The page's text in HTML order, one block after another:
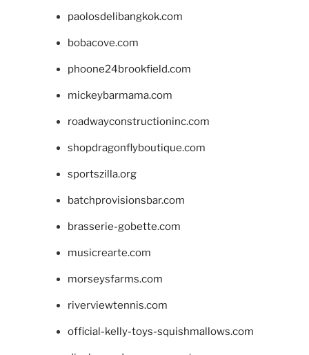
paolosdelibangkok.com
bobacove.com
phoone24brookfield.com
mickeybarmama.com
roadwayconstructioninc.com
shopdragonflyboutique.com
sportszilla.org
batchprovisionsbar.com
brasserie-gobette.com
musicrearte.com
morseysfarms.com
riverviewtennis.com
official-kelly-toys-squishmallows.com